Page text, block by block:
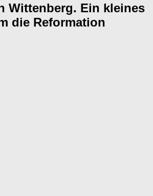
Wittenberg. Ein kleines
die Reformation